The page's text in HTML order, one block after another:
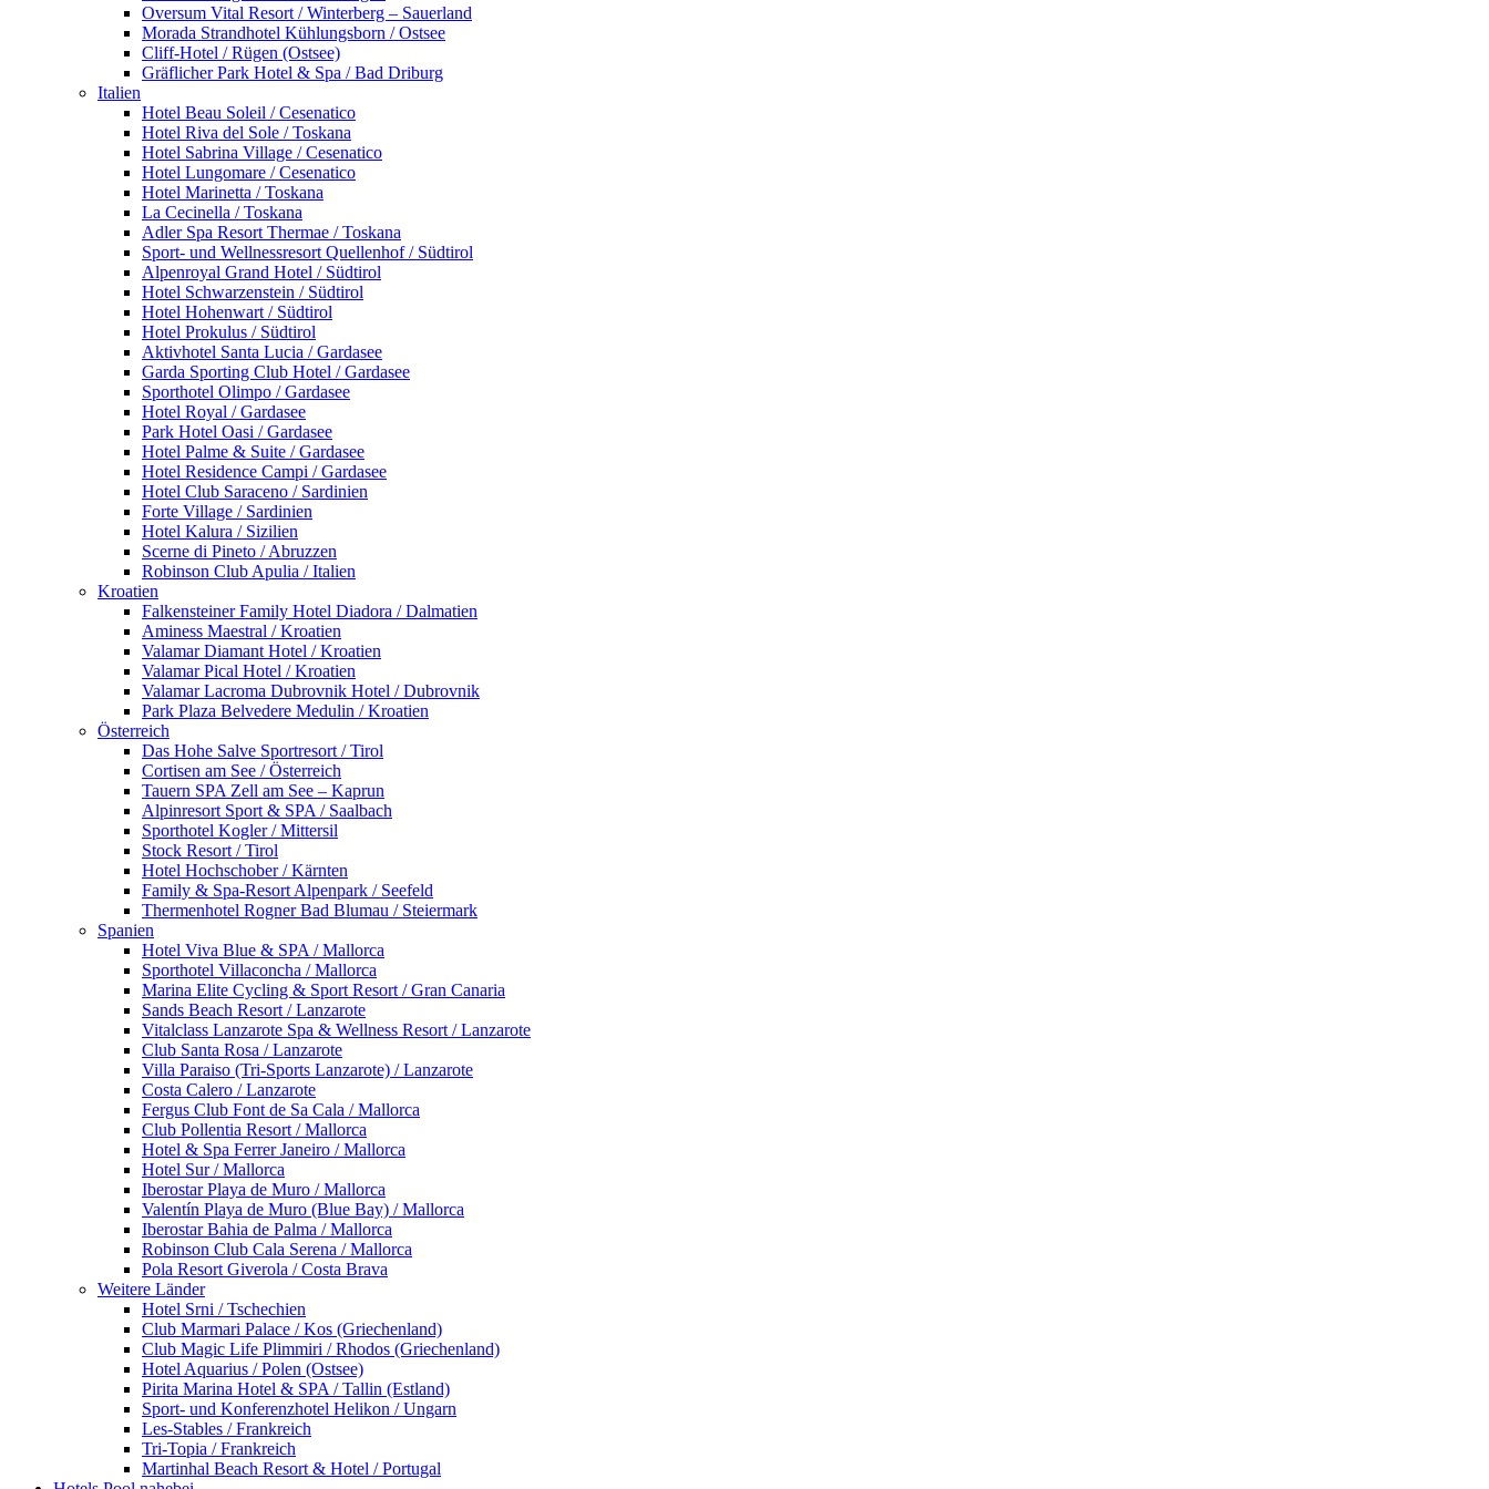
Oversum Vital Resort / Winterberg – Sauerland
Morada Strandhotel Kühlungsborn / Ostsee
Cliff-Hotel / Rügen (Ostsee)
Gräflicher Park Hotel & Spa / Bad Driburg
Italien
Hotel Beau Soleil / Cesenatico
Hotel Riva del Sole / Toskana
Hotel Sabrina Village / Cesenatico
Hotel Lungomare / Cesenatico
Hotel Marinetta / Toskana
La Cecinella / Toskana
Adler Spa Resort Thermae / Toskana
Sport- und Wellnessresort Quellenhof / Südtirol
Alpenroyal Grand Hotel / Südtirol
Hotel Schwarzenstein / Südtirol
Hotel Hohenwart / Südtirol
Hotel Prokulus / Südtirol
Aktivhotel Santa Lucia / Gardasee
Garda Sporting Club Hotel / Gardasee
Sporthotel Olimpo / Gardasee
Hotel Royal / Gardasee
Park Hotel Oasi / Gardasee
Hotel Palme & Suite / Gardasee
Hotel Residence Campi / Gardasee
Hotel Club Saraceno / Sardinien
Forte Village / Sardinien
Hotel Kalura / Sizilien
Scerne di Pineto / Abruzzen
Robinson Club Apulia / Italien
Kroatien
Falkensteiner Family Hotel Diadora / Dalmatien
Aminess Maestral / Kroatien
Valamar Diamant Hotel / Kroatien
Valamar Pical Hotel / Kroatien
Valamar Lacroma Dubrovnik Hotel / Dubrovnik
Park Plaza Belvedere Medulin / Kroatien
Österreich
Das Hohe Salve Sportresort / Tirol
Cortisen am See / Österreich
Tauern SPA Zell am See – Kaprun
Alpinresort Sport & SPA / Saalbach
Sporthotel Kogler / Mittersil
Stock Resort / Tirol
Hotel Hochschober / Kärnten
Family & Spa-Resort Alpenpark / Seefeld
Thermenhotel Rogner Bad Blumau / Steiermark
Spanien
Hotel Viva Blue & SPA / Mallorca
Sporthotel Villaconcha / Mallorca
Marina Elite Cycling & Sport Resort / Gran Canaria
Sands Beach Resort / Lanzarote
Vitalclass Lanzarote Spa & Wellness Resort / Lanzarote
Club Santa Rosa / Lanzarote
Villa Paraiso (Tri-Sports Lanzarote) / Lanzarote
Costa Calero / Lanzarote
Fergus Club Font de Sa Cala / Mallorca
Club Pollentia Resort / Mallorca
Hotel & Spa Ferrer Janeiro / Mallorca
Hotel Sur / Mallorca
Iberostar Playa de Muro / Mallorca
Valentín Playa de Muro (Blue Bay) / Mallorca
Iberostar Bahia de Palma / Mallorca
Robinson Club Cala Serena / Mallorca
Pola Resort Giverola / Costa Brava
Weitere Länder
Hotel Srni / Tschechien
Club Marmari Palace / Kos (Griechenland)
Club Magic Life Plimmiri / Rhodos (Griechenland)
Hotel Aquarius / Polen (Ostsee)
Pirita Marina Hotel & SPA / Tallin (Estland)
Sport- und Konferenzhotel Helikon / Ungarn
Les-Stables / Frankreich
Tri-Topia / Frankreich
Martinhal Beach Resort & Hotel / Portugal